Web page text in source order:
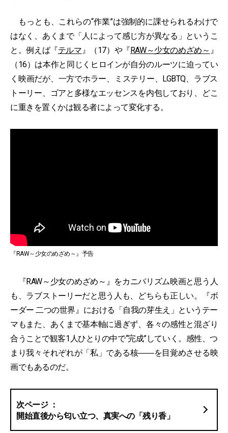
もっとも、これらの“作業”は強制的に課せられるわけで
はなく、あくまで「人によって感じ方が異なる」というこ
と。例えば『テルマ』（17）や『RAW～少女のめざめ～ 』
（16）は本作と同じくヒロインが自分のルーツに迫ってい
く映画だが、一方でホラー、ミステリー、LGBTQ、ラブス
トーリー、ゴアと多様なエッセンスを内包しており、どこ
に重きを置くかは観る者によって変化する。
『RAW～少女のめざめ～』予告
『RAW～少女のめざめ～』をカニバリズム映画と思う人
も、ラブストーリーだと思う人も、どちらも正しい。『ボ
ーダー 二つの世界』における「自我の芽生え」というテー
マもまた、あくまで基本軸に過ぎず、各々の感性と混ざり
合うことで観客1人ひとりの中で“完成”していく。感性、つ
まり我々それぞれが「私」である核――を目覚めさせる映
画でもあるのだ。
開始直後から匂い立つ、真実への「残り香」